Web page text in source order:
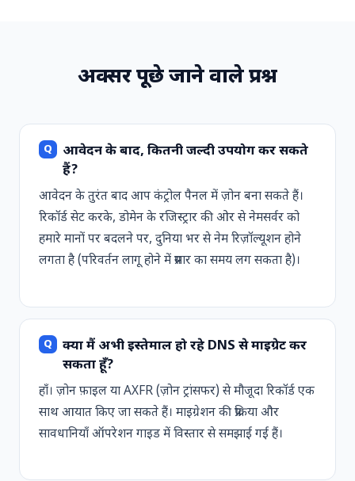
अक्सर पूछे जाने वाले प्रश्न
आवेदन के बाद, कितनी जल्दी उपयोग कर सकते
हैं?
आवेदन के तुरंत बाद आप कंट्रोल पैनल में ज़ोन बना सकते हैं।
रिकॉर्ड सेट करके, डोमेन के रजिस्ट्रार की ओर से नेमसर्वर को
हमारे मानों पर बदलने पर, दुनिया भर से नेम रिज़ॉल्यूशन होने
लगता है (परिवर्तन लागू होने में प्रसार का समय लग सकता है)।
क्या मैं अभी इस्तेमाल हो रहे DNS से माइग्रेट कर
सकता हूँ?
हाँ। ज़ोन फ़ाइल या AXFR (ज़ोन ट्रांसफर) से मौजूदा रिकॉर्ड एक
साथ आयात किए जा सकते हैं। माइग्रेशन की प्रक्रिया और
सावधानियाँ ऑपरेशन गाइड में विस्तार से समझाई गई हैं।